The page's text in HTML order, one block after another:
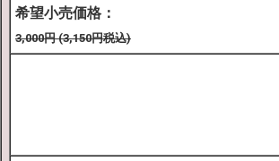
希望小売価格：
3,000円 (3,150円税込)